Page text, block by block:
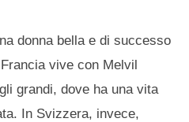
donna bella e di successo
vive con Melvil
grandi, dove ha una vita
In Svizzera, invece,